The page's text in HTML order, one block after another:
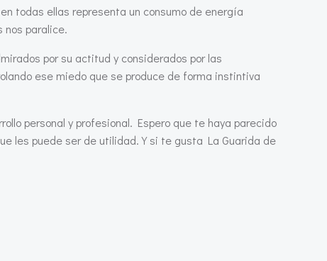
todas ellas representa un consumo de energía
nos paralice.
por su actitud y considerados por las
ese miedo que se produce de forma instintiva
personal y profesional. Espero que te haya parecido
les puede ser de utilidad. Y si te gusta La Guarida de